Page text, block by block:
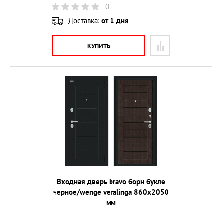
0
Доставка: от 1 дня
КУПИТЬ
Входная дверь bravo борн букле
черное/wenge veralinga 860х2050
мм